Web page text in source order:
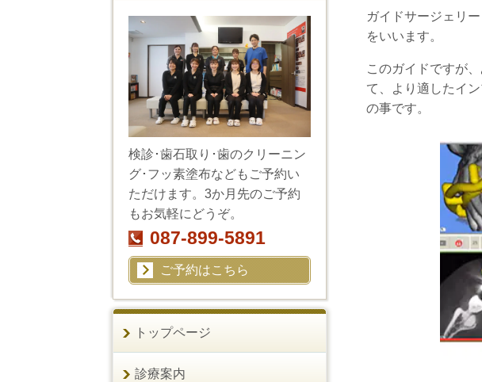
ガイドサージェリ
をいいます。
このガイドですが
て、より適したイ
の事です。
検診･歯石取り･歯のクリーニン
グ･フッ素塗布などもご予約い
ただけます。3か月先のご予約
もお気軽にどうぞ。
087-899-5891
ご予約はこちら
トップページ
診療案内